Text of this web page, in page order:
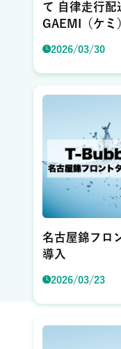
て 自律走行配
GAEMI（ケミ
2026/03/30
名古屋錦フロ
導入
2026/03/23